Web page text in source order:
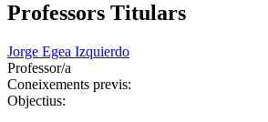
Professors Titulars
Jorge Egea Izquierdo
Professor/a
Coneixements previs:
Objectius: